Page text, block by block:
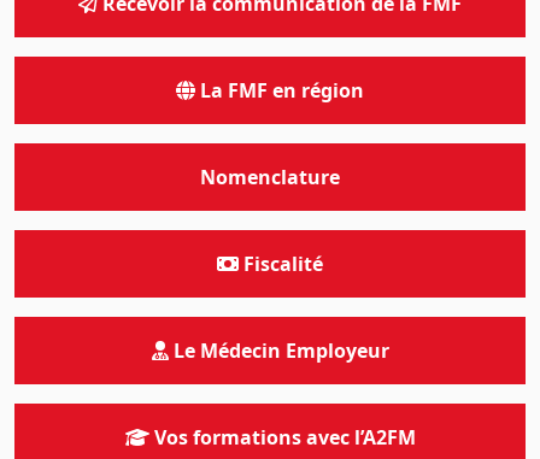
La FMF en région
Nomenclature
Fiscalité
Le Médecin Employeur
Vos formations avec l’A2FM